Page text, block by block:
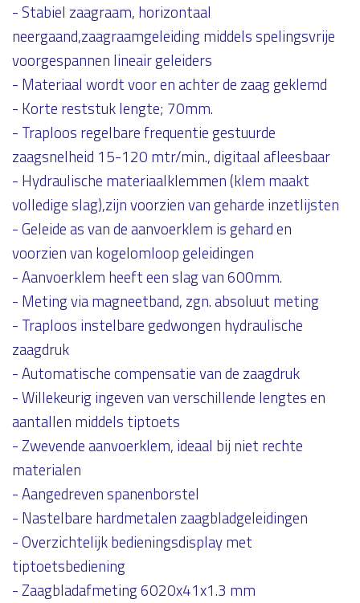
- Stabiel zaagraam, horizontaal
neergaand,zaagraamgeleiding middels spelingsvrije
voorgespannen lineair geleiders
- Materiaal wordt voor en achter de zaag geklemd
- Korte reststuk lengte; 70mm.
- Traploos regelbare frequentie gestuurde
zaagsnelheid 15-120 mtr/min., digitaal afleesbaar
- Hydraulische materiaalklemmen (klem maakt
volledige slag),zijn voorzien van geharde inzetlijsten
- Geleide as van de aanvoerklem is gehard en
voorzien van kogelomloop geleidingen
- Aanvoerklem heeft een slag van 600mm.
- Meting via magneetband, zgn. absoluut meting
- Traploos instelbare gedwongen hydraulische
zaagdruk
- Automatische compensatie van de zaagdruk
- Willekeurig ingeven van verschillende lengtes en
aantallen middels tiptoets
- Zwevende aanvoerklem, ideaal bij niet rechte
materialen
- Aangedreven spanenborstel
- Nastelbare hardmetalen zaagbladgeleidingen
- Overzichtelijk bedieningsdisplay met
tiptoetsbediening
- Zaagbladafmeting 6020x41x1.3 mm